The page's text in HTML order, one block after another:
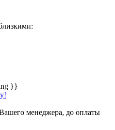
}}
менеджера, до оплаты